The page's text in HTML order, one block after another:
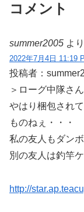
コメント
summer2005 よ
2022年7月4日 11:19
投稿者：
＞ローグ中隊さん
やはり梱包され
ものねぇ・・・
私の友人もダン
別の友人は釣竿
http://